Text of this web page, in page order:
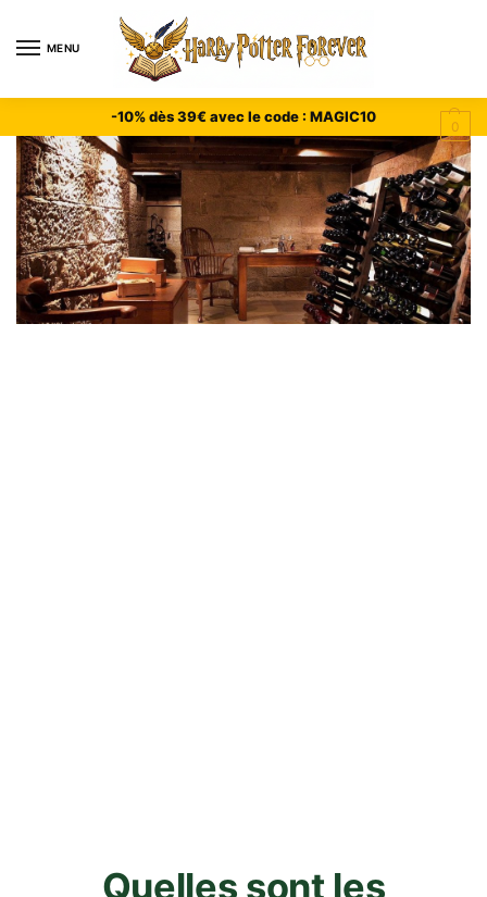
MENU
0
-10% dès 39€ avec le code : MAGIC10
Quelles sont les